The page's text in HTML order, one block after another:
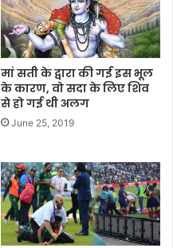
मां सती के द्वारा की गई इस भूल
के कारण, वो सदा के लिए शिव
से हो गई थी अलग
June 25, 2019